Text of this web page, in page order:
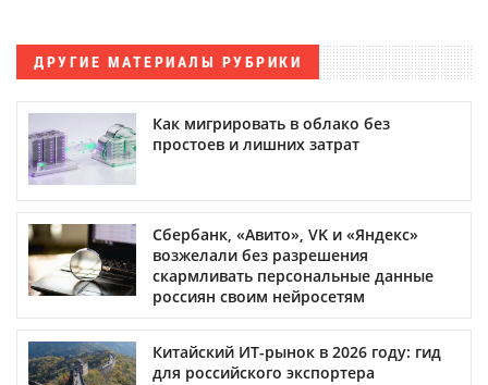
ДРУГИЕ МАТЕРИАЛЫ РУБРИКИ
Как мигрировать в облако без
простоев и лишних затрат
Сбербанк, «Авито», VK и «Яндекс»
возжелали без разрешения
скармливать персональные данные
россиян своим нейросетям
Китайский ИТ-рынок в 2026 году: гид
для российского экспортера